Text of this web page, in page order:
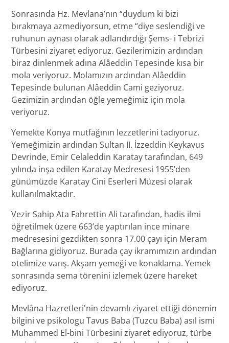
Sonrasında Hz. Mevlana’nın “duydum ki bizi
bırakmaya azmediyorsun, etme “diye seslendiği ve
ruhunun aynası olarak adlandırdığı Şems- i Tebrizi
Türbesini ziyaret ediyoruz. Gezilerimizin ardından
biraz dinlenmek adına Alâeddin Tepesinde kısa bir
mola veriyoruz. Molamızın ardından Alâeddin
Tepesinde bulunan Alâeddin Cami geziyoruz.
Gezimizin ardından öğle yemeğimiz için mola
veriyoruz.
Yemekte Konya mutfağının lezzetlerini tadıyoruz.
Yemeğimizin ardından Sultan II. İzzeddin Keykavus
Devrinde, Emir Celaleddin Karatay tarafından, 649
yılında inşa edilen Karatay Medresesi 1955’den
günümüzde Karatay Cini Eserleri Müzesi olarak
kullanılmaktadır.
Vezir Sahip Ata Fahrettin Ali tarafından, hadis ilmi
öğretilmek üzere 663’de yaptırılan ince minare
medresesini gezdikten sonra 17.00 çayı için Meram
Bağlarına gidiyoruz. Burada çay ikramımızın ardından
otelimize varış. Akşam yemeği ve konaklama. Yemek
sonrasında sema törenini izlemek üzere hareket
ediyoruz.
Mevlâna Hazretleri'nin devamlı ziyaret ettiği dönemin
bilgini ve psikologu Tavus Baba (Tuzcu Baba) asıl ismi
Muhammed El-bini Türbesini ziyaret ediyoruz, türbe